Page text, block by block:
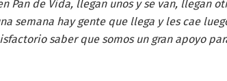
Pan de Vida, llegan unos y se van, llegan
semana hay gente que llega y les cae
saber que somos un gran apoyo